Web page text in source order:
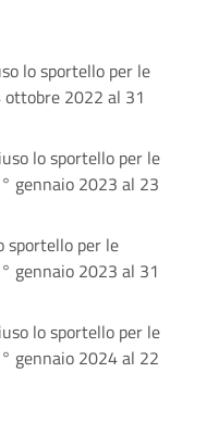
lo sportello per le
2022 al 31
lo sportello per le
gennaio 2023 al 23
sportello per le
gennaio 2023 al 31
lo sportello per le
gennaio 2024 al 22